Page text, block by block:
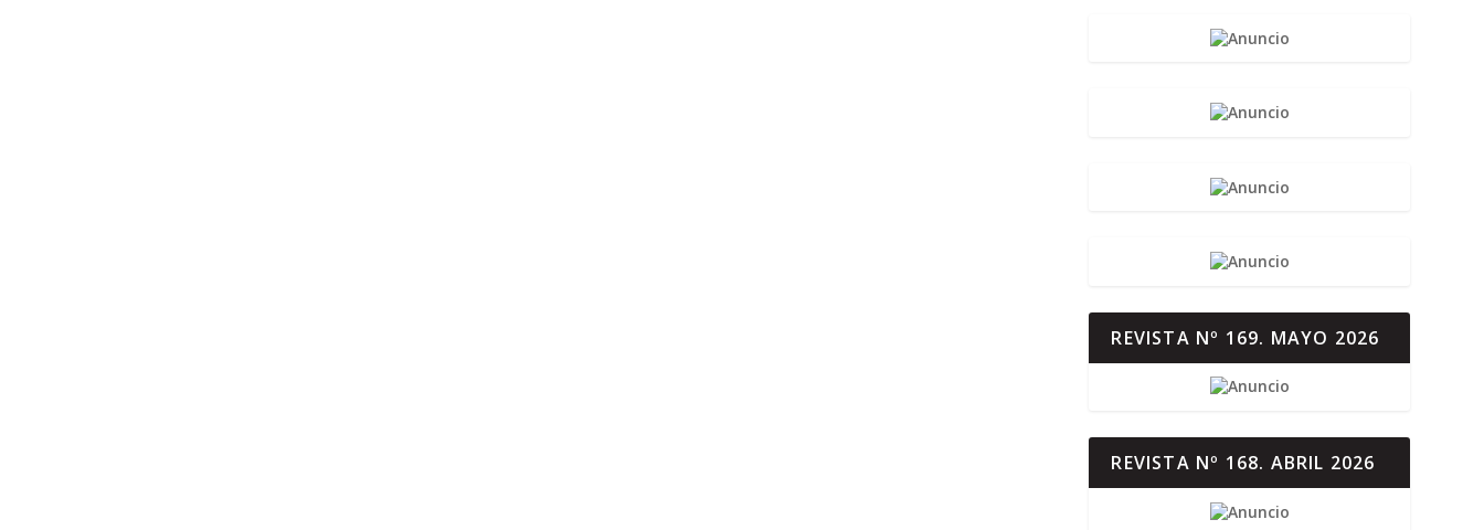
REVISTA Nº 169. MAYO 2026
REVISTA Nº 168. ABRIL 2026